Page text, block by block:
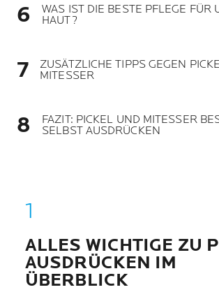
WAS IST DIE BESTE PFLEGE FÜR
HAUT?
ZUSÄTZLICHE TIPPS GEGEN
MITESSER
FAZIT: PICKEL UND MITESSER
SELBST AUSDRÜCKEN
ALLES WICHTIGE ZU
AUSDRÜCKEN IM
ÜBERBLICK